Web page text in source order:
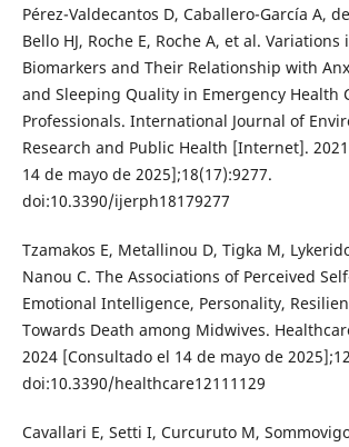
Pérez-Valdecantos D, Caballero-García A,
Bello HJ, Roche E, Roche A, et al. Variations
Biomarkers and Their Relationship with
and Sleeping Quality in Emergency Health
Professionals. International Journal of
Research and Public Health [Internet].
14 de mayo de 2025];18(17):9277.
doi:10.3390/ijerph18179277
Tzamakos E, Metallinou D, Tigka M,
Nanou C. The Associations of Perceived
Emotional Intelligence, Personality,
Towards Death among Midwives.
2024 [Consultado el 14 de mayo de
doi:10.3390/healthcare12111129
Cavallari E, Setti I, Curcuruto M,